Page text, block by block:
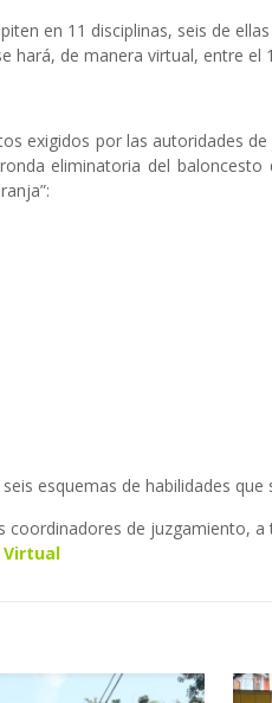
en 11 disciplinas, seis de
hará, de manera virtual, entre el
exigidos por las autoridades
eliminatoria del
esquemas de habilidades
de juzgamiento,
Virtual